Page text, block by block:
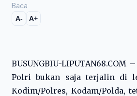
Baca
A- A+
BUSUNGBIU-LIPUTAN68.COM
Polri bukan saja terjalin di
Kodim/Polres, Kodam/Polda,